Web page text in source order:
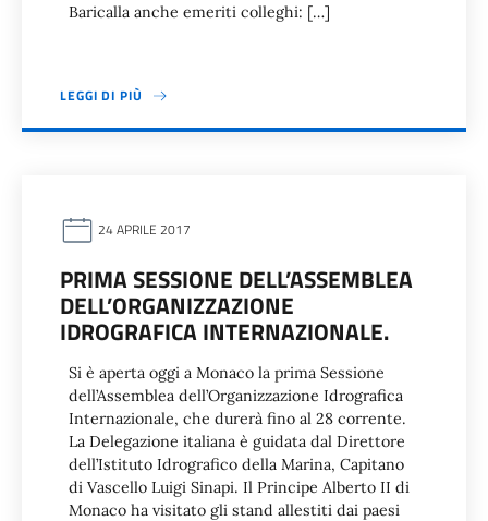
Baricalla anche emeriti colleghi: […]
LEGGI DI PIÙ
24 APRILE 2017
PRIMA SESSIONE DELL’ASSEMBLEA
DELL’ORGANIZZAZIONE
IDROGRAFICA INTERNAZIONALE.
Si è aperta oggi a Monaco la prima Sessione
dell’Assemblea dell’Organizzazione Idrografica
Internazionale, che durerà fino al 28 corrente.
La Delegazione italiana è guidata dal Direttore
dell’Istituto Idrografico della Marina, Capitano
di Vascello Luigi Sinapi. Il Principe Alberto II di
Monaco ha visitato gli stand allestiti dai paesi